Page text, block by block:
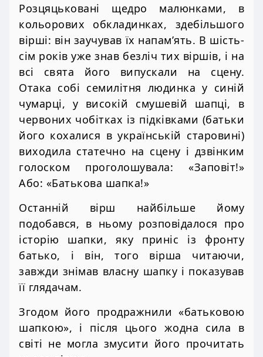
Розцяцьковані щедро малюнками, в
кольорових обкладинках, здебільшого
вірші: він заучував їх напам’ять. В шість-
сім років уже знав безліч тих віршів, і на
всі свята його випускали на сцену.
Отака собі семилітня людинка у синій
чумарці, у високій смушевій шапці, в
червоних чобітках із підківками (батьки
його кохалися в українській старовині)
виходила статечно на сцену і дзвінким
голоском проголошувала: «Заповіт!»
Або: «Батькова шапка!»
Останній вірш найбільше йому
подобався, в ньому розповідалося про
історію шапки, яку приніс із фронту
батько, і він, того вірша читаючи,
завжди знімав власну шапку і показував
її глядачам.
Згодом його продражнили «батьковою
шапкою», і після цього жодна сила в
світі не могла змусити його прочитать